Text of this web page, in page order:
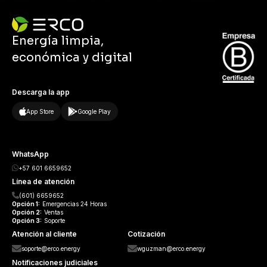
Energía limpia,
económica y digital
Descarga la app
App Store Google Play
WhatsApp
+57 601 6659652
Línea de atención
(601) 6659652
Opción1: Emergencias 24 Horas
Opción 2: Ventas
Opción3: Soporte
Atención al cliente
soporte@erco.energy
Notificaciones judiciales
Cotización
wguzman@erco.energy